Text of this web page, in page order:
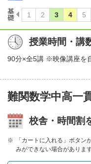
授業時間・講
90分×全5講 ※映像講座を
難関数学中高一
校舎・時間割
「カートに入れる」ボタ
みができない場合があります